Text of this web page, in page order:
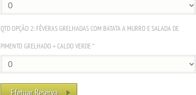
QTD OPÇÃO 2: FÊVERAS GRELHADAS COM BATATA A MURRO E SALADA DE
PIMENTO GRELHADO + CALDO VERDE *